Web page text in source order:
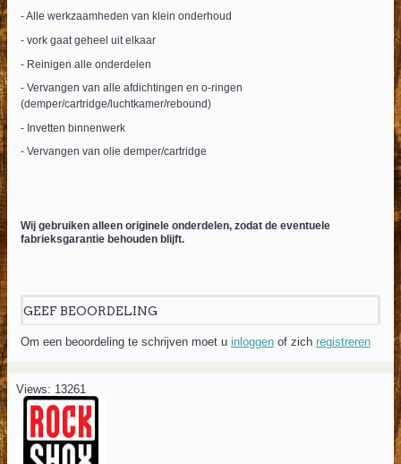
- Alle werkzaamheden van klein onderhoud
- vork gaat geheel uit elkaar
- Reinigen alle onderdelen
- Vervangen van alle afdichtingen en o-ringen
(demper/cartridge/luchtkamer/rebound)
- Invetten binnenwerk
- Vervangen van olie demper/cartridge
Wij gebruiken alleen originele onderdelen, zodat de eventuele
fabrieksgarantie behouden blijft.
GEEF BEOORDELING
Om een beoordeling te schrijven moet u inloggen of zich registreren
Views: 13261